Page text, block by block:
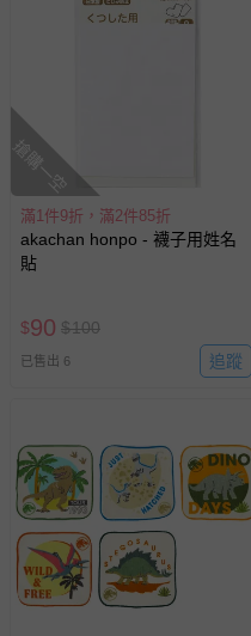
搶購一空
滿1件9折，滿2件85折
akachan honpo - 襪子用姓名
貼
$90 $100
已售出 6 追蹤